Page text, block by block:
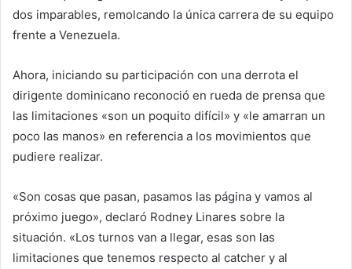
dos imparables, remolcando la única carrera de su equipo
frente a Venezuela.
Ahora, iniciando su participación con una derrota el
dirigente dominicano reconoció en rueda de prensa que
las limitaciones «son un poquito difícil» y «le amarran un
poco las manos» en referencia a los movimientos que
pudiere realizar.
«Son cosas que pasan, pasamos las página y vamos al
próximo juego», declaró Rodney Linares sobre la
situación. «Los turnos van a llegar, esas son las
limitaciones que tenemos respecto al catcher y al